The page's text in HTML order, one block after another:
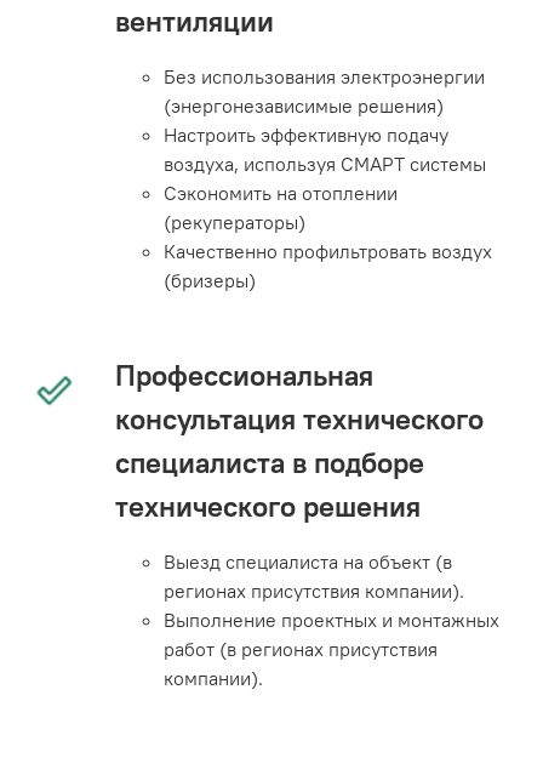
вентиляции
Без использования электроэнергии
(энергонезависимые решения)
Настроить эффективную подачу
воздуха, используя СМАРТ системы
Сэкономить на отоплении
(рекуператоры)
Качественно профильтровать воздух
(бризеры)
Профессиональная
консультация технического
специалиста в подборе
технического решения
Выезд специалиста на объект (в
регионах присутствия компании).
Выполнение проектных и монтажных
работ (в регионах присутствия
компании).